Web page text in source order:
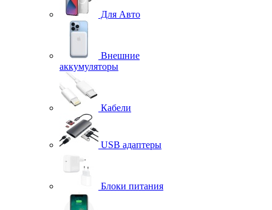
Для Авто
Внешние
аккумуляторы
Кабели
USB адаптеры
Блоки питания